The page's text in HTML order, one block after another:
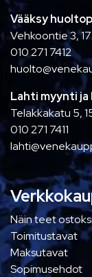
Vääksy
Vehkoontie 3,
010 271 7412
Lahti myynti
Telakkakatu 5,
010 271 7411
Näin teet
Toimitustavat
Maksutavat
Sopimusehdot